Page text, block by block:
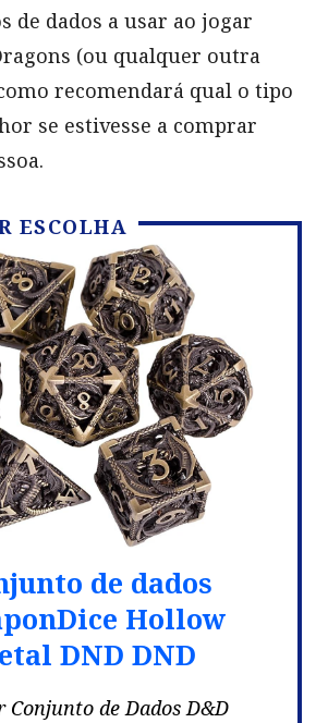
de dados a usar ao jogar
(ou qualquer outra
recomendará qual o tipo
se estivesse a comprar
ESCOLHA
de dados
Hollow
DND DND
Conjunto de Dados D&D